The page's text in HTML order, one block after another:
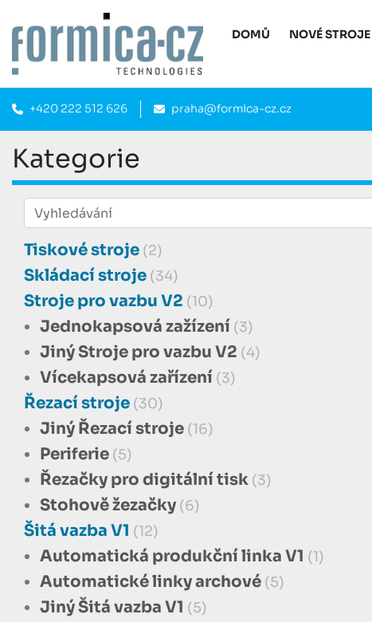
DOMŮ NOVÉ STROJE
+420 222 512 626 praha@formica-cz.cz
Kategorie
Tiskové stroje (2)
Skládací stroje (34)
Stroje pro vazbu V2 (10)
Jednokapsová zažízení (3)
Jiný Stroje pro vazbu V2 (4)
Vícekapsová zařízení (3)
Řezací stroje (30)
Jiný Řezací stroje (16)
Periferie (5)
Řezačky pro digitální tisk (3)
Stohově žezačky (6)
Šitá vazba V1 (12)
Automatická produkční linka V1 (1)
Automatické linky archové (5)
Jiný Šitá vazba V1 (5)